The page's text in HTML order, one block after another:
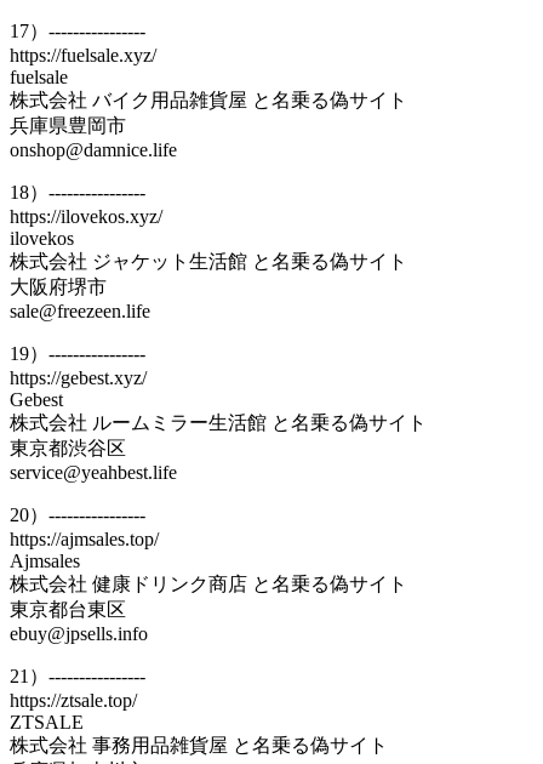
17）----------------
https://fuelsale.xyz/
fuelsale
株式会社 バイク用品雑貨屋 と名乗る偽サイト
兵庫県豊岡市
onshop@damnice.life
18）----------------
https://ilovekos.xyz/
ilovekos
株式会社 ジャケット生活館 と名乗る偽サイト
大阪府堺市
sale@freezeen.life
19）----------------
https://gebest.xyz/
Gebest
株式会社 ルームミラー生活館 と名乗る偽サイト
東京都渋谷区
service@yeahbest.life
20）----------------
https://ajmsales.top/
Ajmsales
株式会社 健康ドリンク商店 と名乗る偽サイト
東京都台東区
ebuy@jpsells.info
21）----------------
https://ztsale.top/
ZTSALE
株式会社 事務用品雑貨屋 と名乗る偽サイト